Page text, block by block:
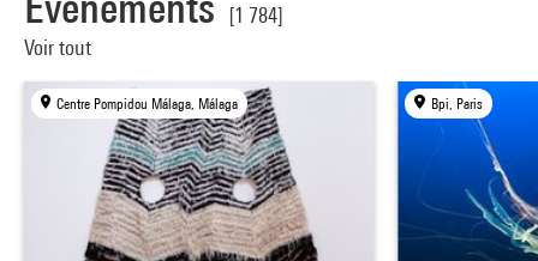
[1 784]
Voir tout
Centre Pompidou Málaga, Málaga Bpi, Paris